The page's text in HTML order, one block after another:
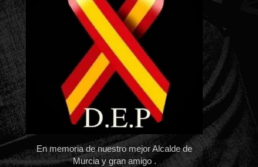
En memoria de nuestro mejor Alcalde de
Murcia y gran amigo .